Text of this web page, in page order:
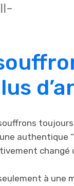
authentique
changé
à une